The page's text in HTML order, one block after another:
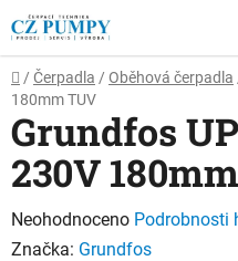
Přejít
na
obsah
Domů
/ Čerpadla / Oběhová čerpadla
180mm TUV
Grundfos
230V
Průměrné
hodnocení
Neohodnoceno Podrobnosti
Značka: Grundfos